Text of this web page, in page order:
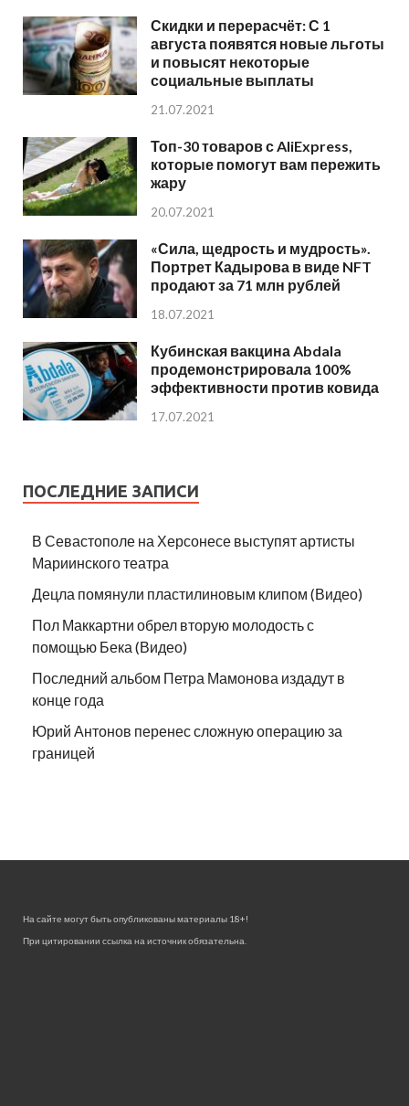
Скидки и перерасчёт: С 1
августа появятся новые льготы
и повысят некоторые
социальные выплаты
21.07.2021
Топ-30 товаров с AliExpress,
которые помогут вам пережить
жару
20.07.2021
«Сила, щедрость и мудрость».
Портрет Кадырова в виде NFT
продают за 71 млн рублей
18.07.2021
Кубинская вакцина Abdala
продемонстрировала 100%
эффективности против ковида
17.07.2021
ПОСЛЕДНИЕ ЗАПИСИ
В Севастополе на Херсонесе выступят артисты
Мариинского театра
Децла помянули пластилиновым клипом (Видео)
Пол Маккартни обрел вторую молодость с
помощью Бека (Видео)
Последний альбом Петра Мамонова издадут в
конце года
Юрий Антонов перенес сложную операцию за
границей
На сайте могут быть опубликованы материалы 18+!
При цитировании ссылка на источник обязательна.